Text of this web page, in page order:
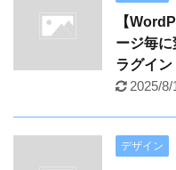
【
ージ毎
ラグイン
2025/8/
デザイン